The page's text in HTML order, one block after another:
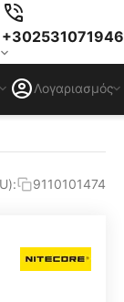
+302531071946
Λογαριασμός
9110101474